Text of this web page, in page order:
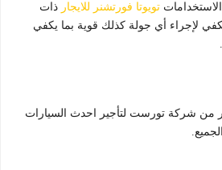
تويوتا فورتشنر للايجار ذات
لإجراء أي جولة كذلك قوية بما يكفي
من شركة تورست لتأجير احدث السيارات